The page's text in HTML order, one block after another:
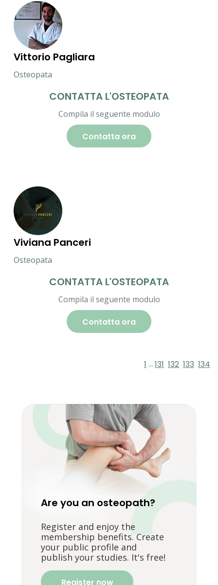
Vittorio Pagliara
Osteopata
CONTATTA L'OSTEOPATA
Compila il seguente modulo
Contatta ora
Viviana Panceri
Osteopata
CONTATTA L'OSTEOPATA
Compila il seguente modulo
Contatta ora
1 ... 131 132 133 134
Are you an osteopath?
Register and enjoy the
membership benefits. Create
your public profile and
publish your studies. It's free!
Register now